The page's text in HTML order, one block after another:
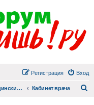
Вход
Регистрация
Медицинский раздел Кабинет врача